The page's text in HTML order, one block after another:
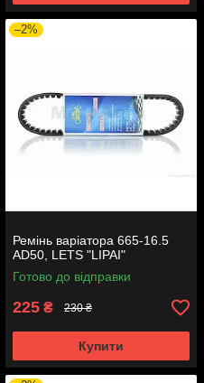
–2%
Ремінь варіатора 665-16.5
AD50, LETS "LIPAI"
Готово до відправки
225 ₴ 230 ₴
Купити